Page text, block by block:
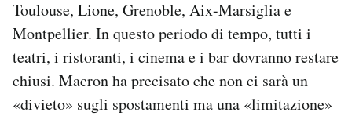
Toulouse, Lione, Grenoble, Aix-Marsiglia e
Montpellier. In questo periodo di tempo, tutti i
teatri, i ristoranti, i cinema e i bar dovranno restare
chiusi. Macron ha precisato che non ci sarà un
«divieto» sugli spostamenti ma una «limitazione»